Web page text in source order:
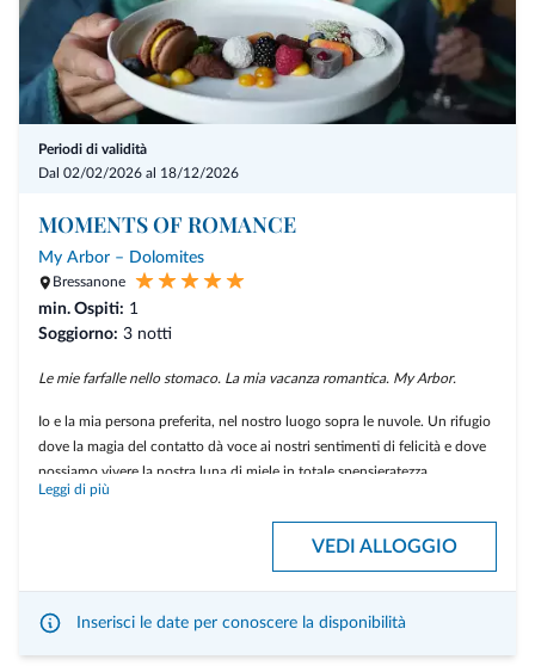
Periodi di validità
Dal 02/02/2026 al 18/12/2026
MOMENTS OF ROMANCE
My Arbor – Dolomites
Bressanone
min. Ospiti: 1
Soggiorno: 3 notti
Le mie farfalle nello stomaco. La mia vacanza romantica. My Arbor.
Io e la mia persona preferita, nel nostro luogo sopra le nuvole. Un rifugio
dove la magia del contatto dà voce ai nostri sentimenti di felicità e dove
possiamo vivere la nostra luna di miele in totale spensieratezza.
un letto a forma di cuore decorato con petali di rosa, una raffinata wine
minuti di My Spa riservati solo a noi due. Puro relax, intimità e momenti
da custodire.
Leggi di più
VEDI ALLOGGIO
Inserisci le date per conoscere la disponibilità